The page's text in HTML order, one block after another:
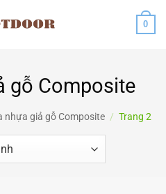
0
gỗ Composite
nhựa giả gỗ Composite / Trang 2